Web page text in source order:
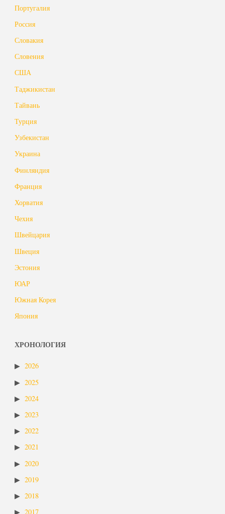
Португалия
Россия
Словакия
Словения
США
Таджикистан
Тайвань
Турция
Узбекистан
Украина
Финляндия
Франция
Хорватия
Чехия
Швейцария
Швеция
Эстония
ЮАР
Южная Корея
Япония
ХРОНОЛОГИЯ
2026
2025
2024
2023
2022
2021
2020
2019
2018
2017